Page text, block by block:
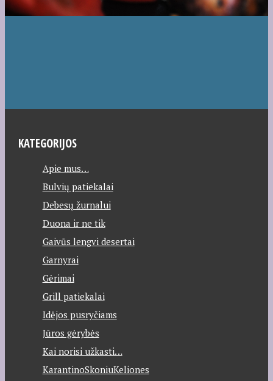
KATEGORIJOS
Apie mus…
Bulvių patiekalai
Debesų žurnalui
Duona ir ne tik
Gaivūs lengvi desertai
Garnyrai
Gėrimai
Grill patiekalai
Idėjos pusryčiams
Jūros gėrybės
Kai norisi užkasti…
KarantinoSkoniuKeliones